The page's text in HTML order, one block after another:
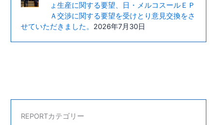
ょ生産に関する要望、日・メルコスールＥＰ
Ａ交渉に関する要望を受けとり意見交換をさ
せていただきました。 2026年7月30日
REPORTカテゴリー